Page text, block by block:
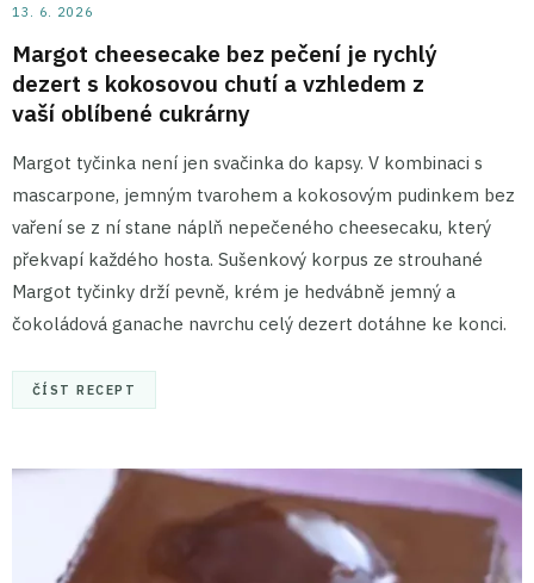
13. 6. 2026
Margot cheesecake bez pečení je rychlý
dezert s kokosovou chutí a vzhledem z
vaší oblíbené cukrárny
Margot tyčinka není jen svačinka do kapsy. V kombinaci s
mascarpone, jemným tvarohem a kokosovým pudinkem bez
vaření se z ní stane náplň nepečeného cheesecaku, který
překvapí každého hosta. Sušenkový korpus ze strouhané
Margot tyčinky drží pevně, krém je hedvábně jemný a
čokoládová ganache navrchu celý dezert dotáhne ke konci.
ČÍST RECEPT